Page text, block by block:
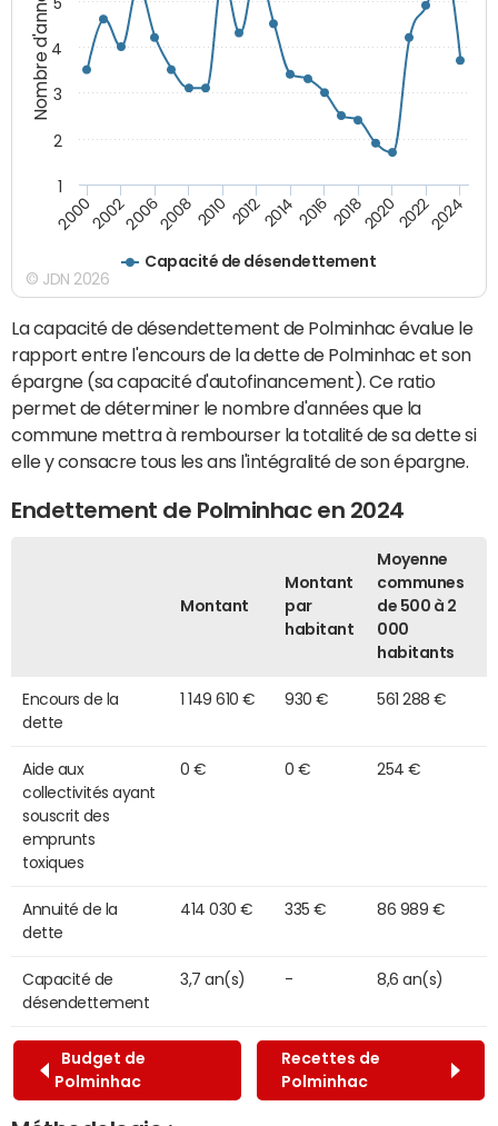
Nombre d'années
Capacité de désendettement
20002002200620082010 2012201420162018202020222024
1
2
3
4
© JDN 2026
La capacité de désendettement de Polminhac évalue le
rapport entre l'encours de la dette de Polminhac et son
épargne (sa capacité d'autofinancement). Ce ratio
permet de déterminer le nombre d'années que la
commune mettra à rembourser la totalité de sa dette si
elle y consacre tous les ans l'intégralité de son épargne.
Endettement de Polminhac en 2024
Montant
Montant
par
habitant
Moyenne
communes
de 500 à 2
000
habitants
Encours de la
dette
1 149 610 € 930 € 561 288 €
Aide aux
collectivités ayant
souscrit des
emprunts
toxiques
0 € 0 € 254 €
Annuité de la
dette
414 030 € 335 € 86 989 €
Capacité de
désendettement
3,7 an(s) - 8,6 an(s)
Budget de
Polminhac
Recettes de
Polminhac